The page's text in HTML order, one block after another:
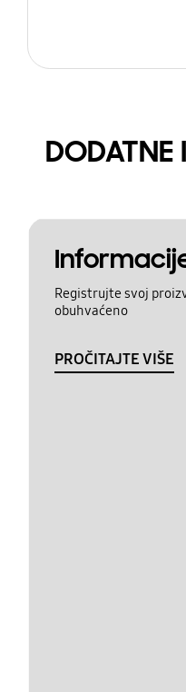
DODATNE
Registrujte svoj
obuhvaćeno
PROČITAJTE VIŠE